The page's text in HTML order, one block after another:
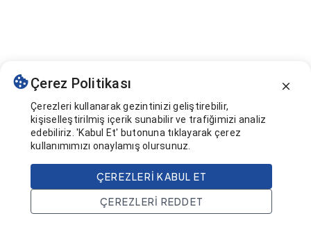
Çerez Politikası
Çerezleri kullanarak gezintinizi geliştirebilir,
kişiselleştirilmiş içerik sunabilir ve trafiğimizi analiz
edebiliriz. 'Kabul Et' butonuna tıklayarak çerez
kullanımımızı onaylamış olursunuz.
ÇEREZLERI KABUL ET
ÇEREZLERI REDDET